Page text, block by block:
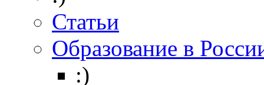
Статьи
Образование в
:)